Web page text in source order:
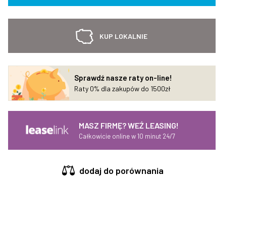
KUP LOKALNIE
Sprawdź nasze raty on-line!
Raty 0% dla zakupów do 1500zł
MASZ FIRMĘ? WEŹ LEASING!
Całkowicie online w 10 minut 24/7
dodaj do porównania